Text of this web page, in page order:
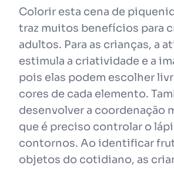
Colorir esta cena de
traz muitos benefícios para
adultos. Para as crianças, a
estimula a criatividade e a
pois elas podem escolher
cores de cada elemento.
desenvolver a coordenação
que é preciso controlar o
contornos. Ao identificar
objetos do cotidiano, as